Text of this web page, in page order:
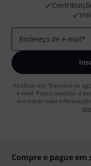
Endereço de e-mail*
Ao clicar em "Inscreva-se
e-mail. Posso cancelar a
encontrar mais
Compre e pague em